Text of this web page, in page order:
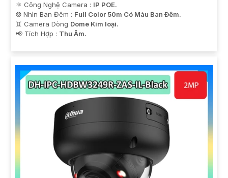
⚛️ Công Nghệ Camera : IP POE.
❂ Nhìn Ban Đêm : Full Color 50m Có Màu Ban Ðêm.
♊ Camera Dòng Dome Kim loại.
️📢 Tích Hợp : Thu Âm.